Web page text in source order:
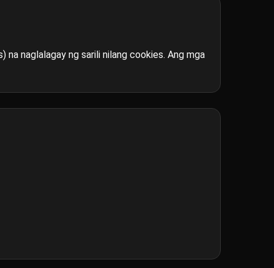
naglalagay ng sarili nilang cookies. Ang mga